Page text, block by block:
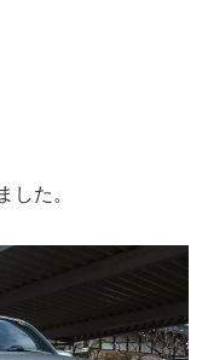
した。